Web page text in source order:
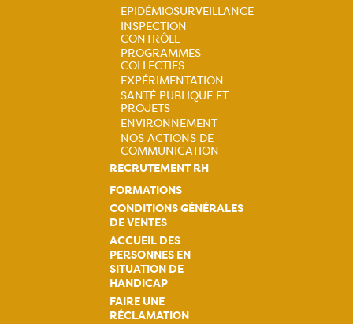
Navigation
principale
EPIDÉMIOSURVEILLANCE
INSPECTION
CONTRÔLE
PROGRAMMES
COLLECTIFS
EXPÉRIMENTATION
SANTÉ PUBLIQUE ET
PROJETS
ENVIRONNEMENT
NOS ACTIONS DE
COMMUNICATION
RECRUTEMENT RH
FORMATIONS
CONDITIONS GÉNÉRALES
DE VENTES
ACCUEIL DES
PERSONNES EN
SITUATION DE
HANDICAP
FAIRE UNE
RÉCLAMATION